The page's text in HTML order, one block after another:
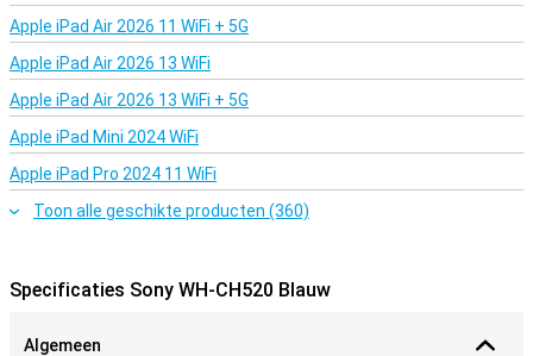
Apple iPad Air 2026 11 WiFi + 5G
Apple iPad Air 2026 13 WiFi
Apple iPad Air 2026 13 WiFi + 5G
Apple iPad Mini 2024 WiFi
Apple iPad Pro 2024 11 WiFi
Toon alle geschikte producten (360)
Specificaties Sony WH-CH520 Blauw
Algemeen